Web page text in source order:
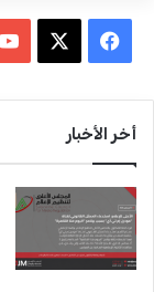
س
و
ك
أخر الأخبار